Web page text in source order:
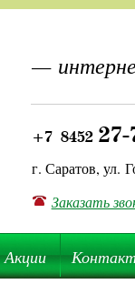
—
+7 845227-
г. Саратов, ул.
Заказать
Акции